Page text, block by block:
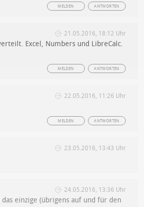
ANTWORTEN
MELDEN
21.05.2016, 18:12 Uhr
Excel, Numbers und LibreCalc.
ANTWORTEN
MELDEN
22.05.2016, 11:26 Uhr
ANTWORTEN
MELDEN
23.05.2016, 13:43 Uhr
24.05.2016, 13:36 Uhr
einzige (übrigens auf und für den